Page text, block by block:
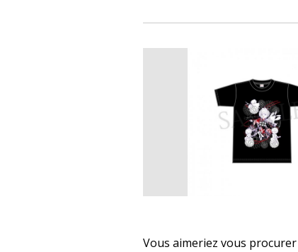
Vous aimeriez vous procurer